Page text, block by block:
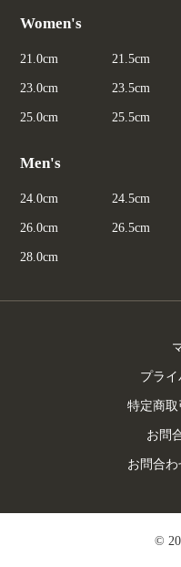
Women's
21.0cm 21.5cm
23.0cm 23.5cm
25.0cm 25.5cm
Men's
24.0cm 24.5cm
26.0cm 26.5cm
28.0cm
プラ
特定商
お問
お問合わ
©